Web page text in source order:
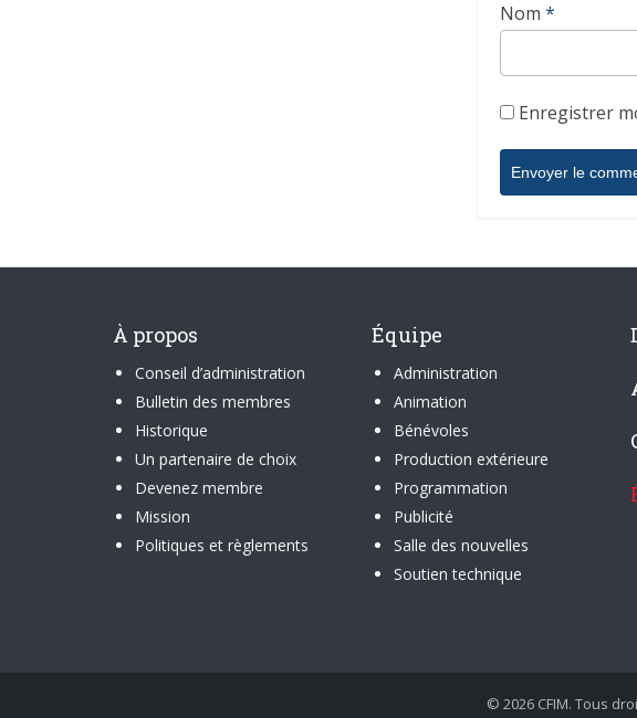
Nom *
Enregistrer
À propos
Conseil d’administration
Bulletin des membres
Historique
Un partenaire de choix
Devenez membre
Mission
Politiques et règlements
Équipe
Administration
Animation
Bénévoles
Production extérieure
Programmation
Publicité
Salle des nouvelles
Soutien technique
© 2026 CFIM. Tous